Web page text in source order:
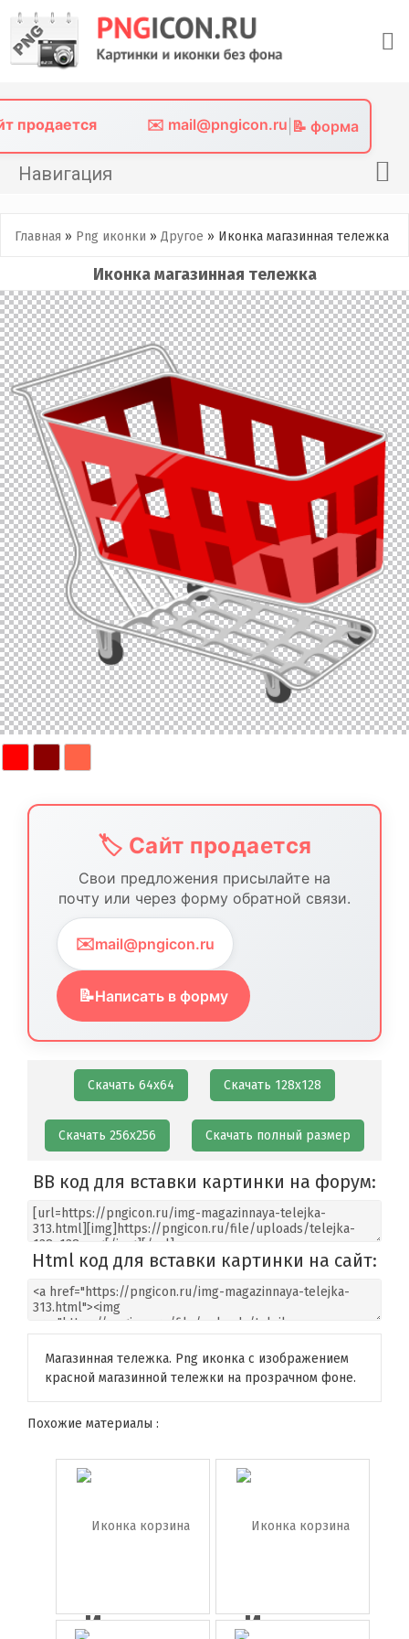
content
продается ✉️ mail@pngicon.ru 📝 форма
Навигация
Png иконки
Картинки без фона
Фото без фона
Контакты
Главная » Png иконки » Другое » Иконка магазинная тележка
Иконка магазинная тележка
🏷️ Сайт продается
Свои предложения присылайте на
почту или через форму обратной связи.
✉️mail@pngicon.ru
📝Написать в форму
Скачать 64х64 Скачать 128х128
Скачать 256х256 Скачать полный размер
BB код для вставки картинки на форум:
Html код для вставки картинки на сайт:
Магазинная тележка. Png иконка с изображением
красной магазинной тележки на прозрачном фоне.
Похожие материалы :
Иконка
Иконка